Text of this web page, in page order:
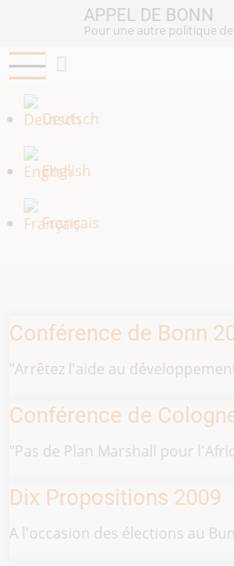
contenu
principal
APPEL DE BONN
Pour une autre politique
Deutsch
English
Français
Conférence de Bonn
"Arrêtez l'aide au
Conférence de
"Pas de Plan Marshall pour
Dix Propositions 2009
A l'occasion des élections au